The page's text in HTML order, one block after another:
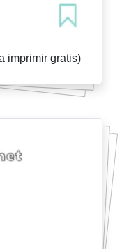
imprimir gratis)